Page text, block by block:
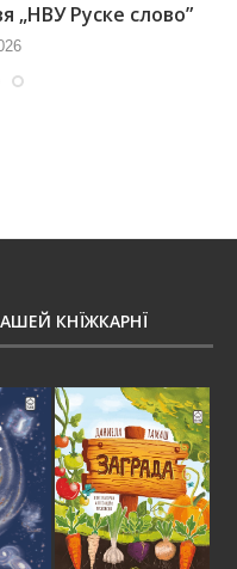
„НВУ Руске слово”
КНЇЖКАРНЇ